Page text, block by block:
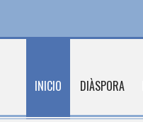
INICIO DIÀSPORA